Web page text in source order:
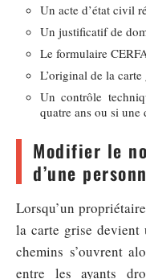
Un acte d’état civil
Un justificatif de
Le formulaire
L’original de la
Un contrôle
quatre ans ou si une
Modifier le
d’une
Lorsqu’un
la carte grise devient
chemins s’ouvrent
entre les ayants